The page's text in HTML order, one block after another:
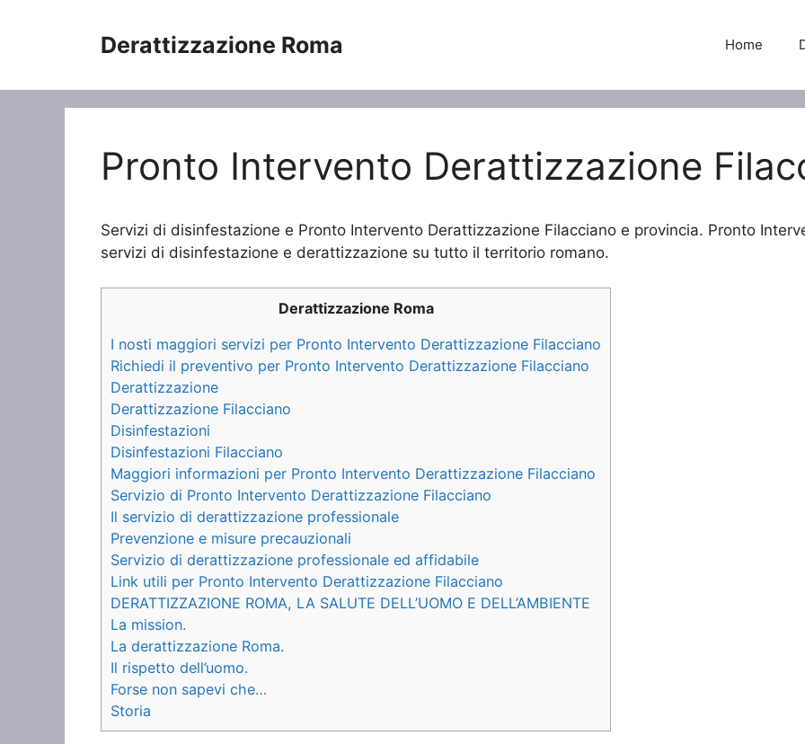
Derattizzazione Roma Home
Pronto Intervento Derattizzazione
Servizi di disinfestazione e Pronto Intervento Derattizzazione Filacciano e provincia. Pronto
servizi di disinfestazione e derattizzazione su tutto il territorio romano.
Derattizzazione Roma
I nosti maggiori servizi per Pronto Intervento Derattizzazione Filacciano
Richiedi il preventivo per Pronto Intervento Derattizzazione Filacciano
Derattizzazione
Derattizzazione Filacciano
Disinfestazioni
Disinfestazioni Filacciano
Maggiori informazioni per Pronto Intervento Derattizzazione Filacciano
Servizio di Pronto Intervento Derattizzazione Filacciano
Il servizio di derattizzazione professionale
Prevenzione e misure precauzionali
Servizio di derattizzazione professionale ed affidabile
Link utili per Pronto Intervento Derattizzazione Filacciano
DERATTIZZAZIONE ROMA, LA SALUTE DELL’UOMO E DELL’AMBIENTE
La mission.
La derattizzazione Roma.
Il rispetto dell’uomo.
Forse non sapevi che…
Storia